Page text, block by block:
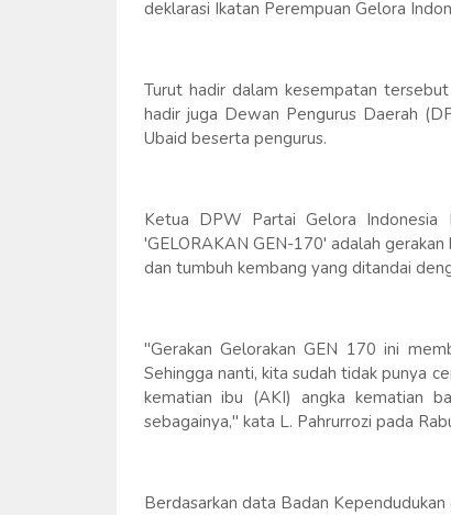
deklarasi Ikatan Perempuan Gelora
Turut hadir dalam kesempatan
hadir juga Dewan Pengurus Daerah
Ubaid beserta pengurus.
Ketua DPW Partai Gelora Indonesia
'GELORAKAN GEN-170' adalah
dan tumbuh kembang yang ditandai
"Gerakan Gelorakan GEN 170 ini
Sehingga nanti, kita sudah tidak punya
kematian ibu (AKI) angka kematian
sebagainya," kata L. Pahrurrozi pada
Berdasarkan data Badan